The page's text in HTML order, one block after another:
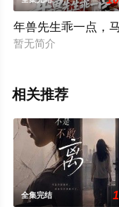
年兽先生乖一点，
暂无简介
相关推荐
全集完结